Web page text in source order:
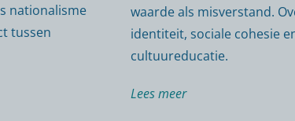
nationalisme
tussen
waarde als misverstand.
identiteit, sociale cohesie
cultuureducatie.
Lees meer